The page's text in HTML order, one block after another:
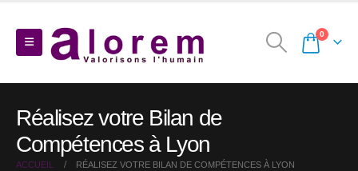
0
Réalisez votre Bilan de
Compétences à Lyon
ACCUEIL RÉALISEZ VOTRE BILAN DE COMPÉTENCES À LYON